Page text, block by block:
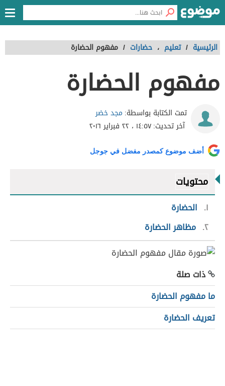
الرئيسية / تعليم ، حضارات / مفهوم الحضارة
مفهوم الحضارة
تمت الكتابة بواسطة: مجد خضر
آخر تحديث:١٤:٥٧ ، ٢٢ فبراير ٢٠١٦
أضف موضوع كمصدر مفضل في جوجل
محتويات
١
الحضارة
٢ مظاهر الحضارة
ذات صلة
ما مفهوم الحضارة
تعريف الحضارة